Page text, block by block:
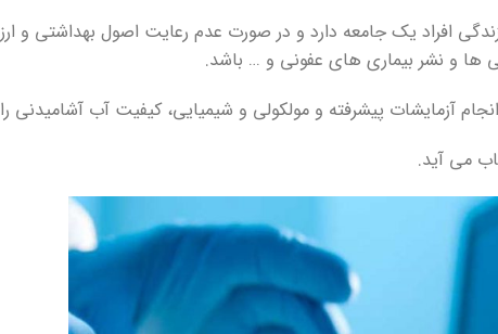
افراد یک جامعه دارد و در صورت عدم رعایت اصول بهداشتی و
ها و نشر بیماری های عفونی و … باشد.
پیشرفته و مولکولی و شیمیایی، کیفیت آب آشامیدنی را
می آید.